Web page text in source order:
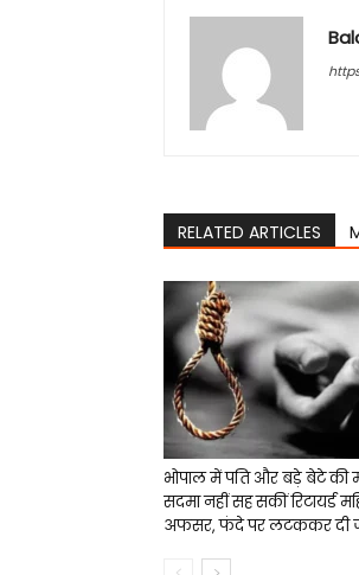
RELATED ARTICLES
भोपाल में पति और बड़े बेटे की
सदमा नहीं सह सकीं रिटायर्ड
अफसर, फंदे पर लटककर दी